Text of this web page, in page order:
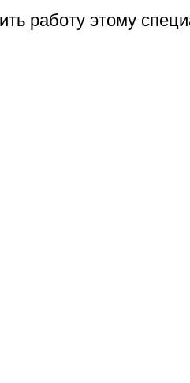
работу этому